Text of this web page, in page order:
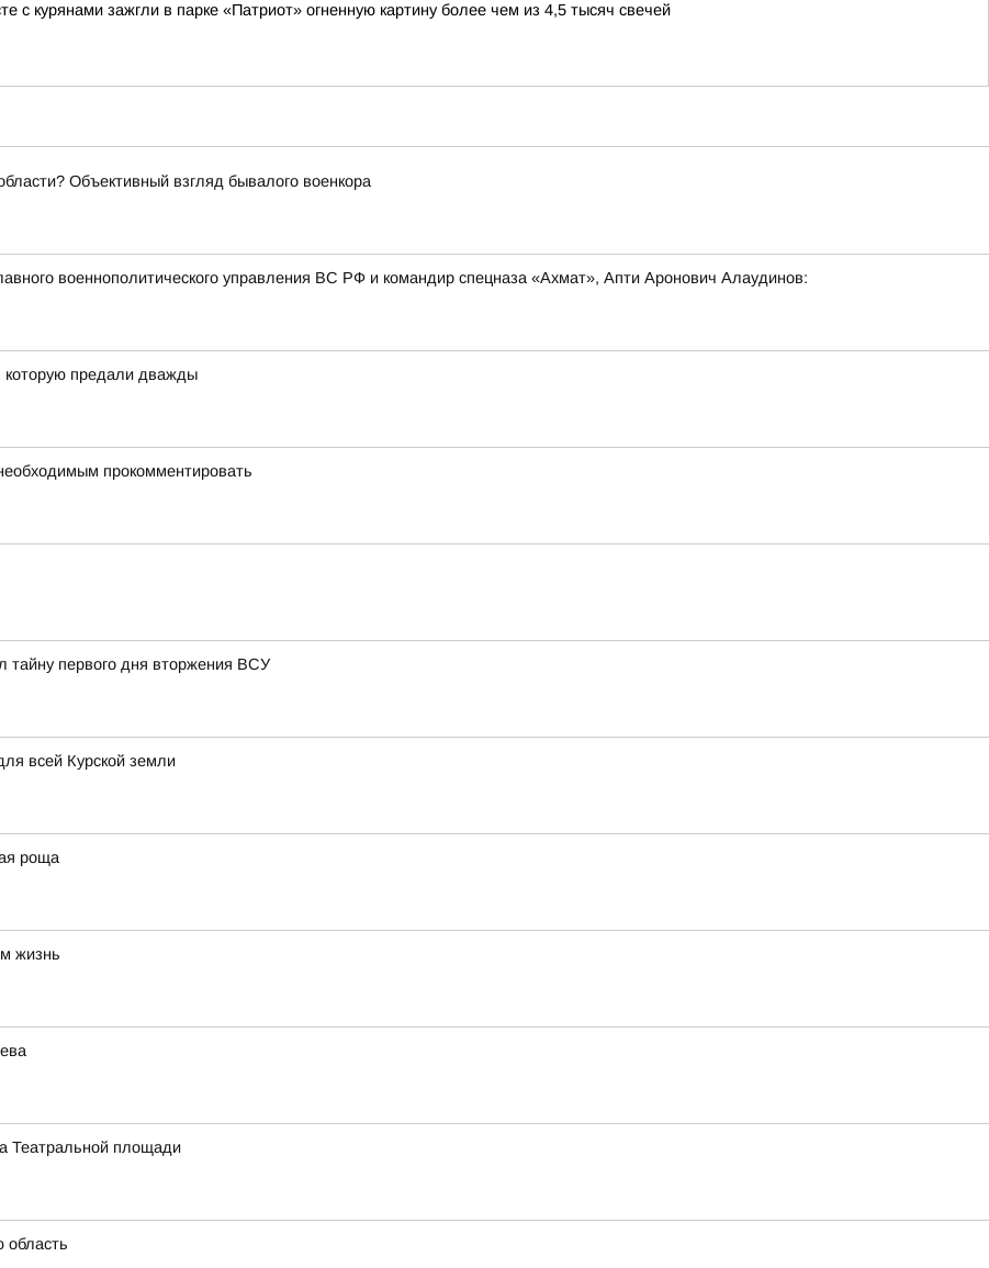
с курянами зажгли в парке «Патриот» огненную картину более чем из 4,5 тысяч свечей
Объективный взгляд бывалого военкора
военнополитического управления ВС РФ и командир спецназа «Ахмат», Апти Аронович Алаудинов:
которую предали дважды
прокомментировать
тайну первого дня вторжения ВСУ
всей Курской земли
роща
жизнь
Театральной площади
область